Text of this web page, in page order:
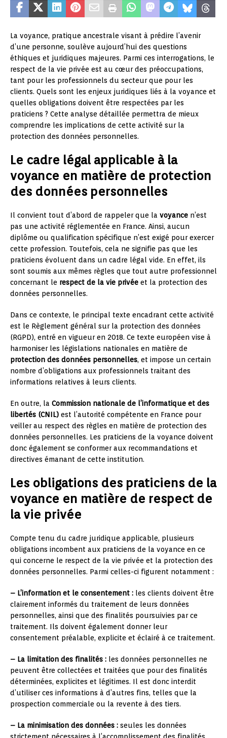
La voyance, pratique ancestrale visant à prédire l’avenir
d’une personne, soulève aujourd’hui des questions
éthiques et juridiques majeures. Parmi ces interrogations, le
respect de la vie privée est au cœur des préoccupations,
tant pour les professionnels du secteur que pour les
clients. Quels sont les enjeux juridiques liés à la voyance et
quelles obligations doivent être respectées par les
praticiens ? Cette analyse détaillée permettra de mieux
comprendre les implications de cette activité sur la
protection des données personnelles.
Le cadre légal applicable à la
voyance en matière de protection
des données personnelles
Il convient tout d’abord de rappeler que la voyance n’est
pas une activité réglementée en France. Ainsi, aucun
diplôme ou qualification spécifique n’est exigé pour exercer
cette profession. Toutefois, cela ne signifie pas que les
praticiens évoluent dans un cadre légal vide. En effet, ils
sont soumis aux mêmes règles que tout autre professionnel
concernant le respect de la vie privée et la protection des
données personnelles.
Dans ce contexte, le principal texte encadrant cette activité
est le Règlement général sur la protection des données
(RGPD), entré en vigueur en 2018. Ce texte européen vise à
harmoniser les législations nationales en matière de
protection des données personnelles, et impose un certain
nombre d’obligations aux professionnels traitant des
informations relatives à leurs clients.
En outre, la Commission nationale de l’informatique et des
libertés (CNIL) est l’autorité compétente en France pour
veiller au respect des règles en matière de protection des
données personnelles. Les praticiens de la voyance doivent
donc également se conformer aux recommandations et
directives émanant de cette institution.
Les obligations des praticiens de la
voyance en matière de respect de
la vie privée
Compte tenu du cadre juridique applicable, plusieurs
obligations incombent aux praticiens de la voyance en ce
qui concerne le respect de la vie privée et la protection des
données personnelles. Parmi celles-ci figurent notamment :
– L’information et le consentement : les clients doivent être
clairement informés du traitement de leurs données
personnelles, ainsi que des finalités poursuivies par ce
traitement. Ils doivent également donner leur
consentement préalable, explicite et éclairé à ce traitement.
– La limitation des finalités : les données personnelles ne
peuvent être collectées et traitées que pour des finalités
déterminées, explicites et légitimes. Il est donc interdit
d’utiliser ces informations à d’autres fins, telles que la
prospection commerciale ou la revente à des tiers.
– La minimisation des données : seules les données